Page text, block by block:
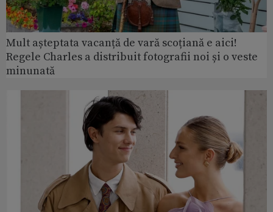
Mult așteptata vacanță de vară scoțiană e aici!
Regele Charles a distribuit fotografii noi și o veste
minunată